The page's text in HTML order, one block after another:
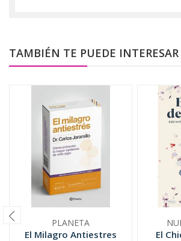
TAMBIÉN TE PUEDE INTERESAR
PLANETA
El Milagro Antiestres El